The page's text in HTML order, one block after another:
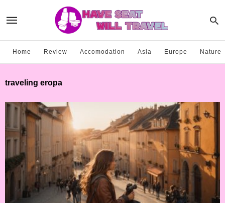
Home Review Accomodation Asia Europe Nature
traveling eropa